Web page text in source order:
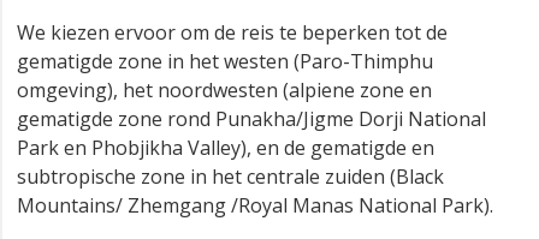
We kiezen ervoor om de reis te beperken tot de
gematigde zone in het westen (Paro-Thimphu
omgeving), het noordwesten (alpiene zone en
gematigde zone rond Punakha/Jigme Dorji National
Park en Phobjikha Valley), en de gematigde en
subtropische zone in het centrale zuiden (Black
Mountains/ Zhemgang /Royal Manas National Park).